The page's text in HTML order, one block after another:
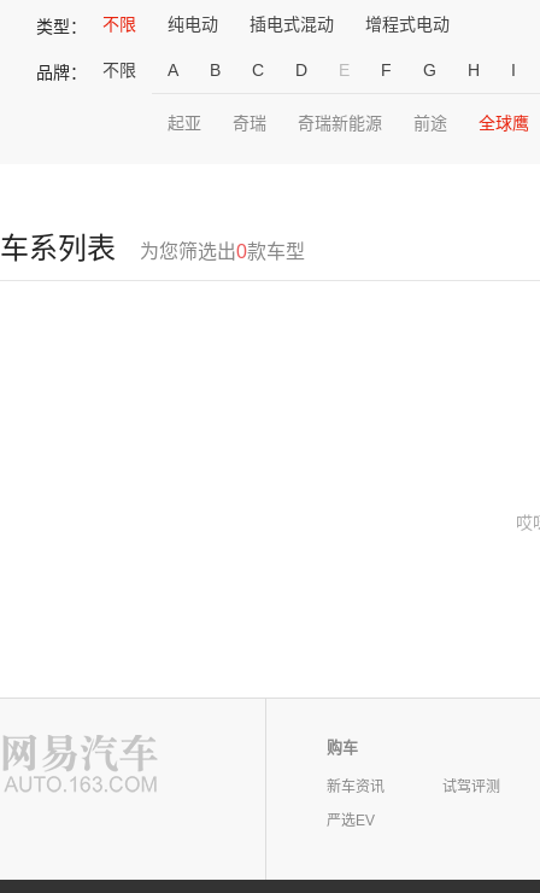
类型： 不限 纯电动 插电式混动 增程式电动
品牌： 不限 A B C D E F G H I
起亚 奇瑞 奇瑞新能源 前途 全球鹰
车系列表 为您筛选出0款车型
哎
购车
新车资讯
试驾评测
严选EV